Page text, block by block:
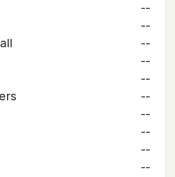
--
--
--
--
--
--
--
--
--
--